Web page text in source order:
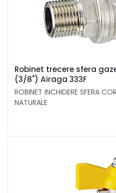
Robinet trecere sfera
(3/8") Airaga 333F
ROBINET INCHIDERE SFERA
NATURALE